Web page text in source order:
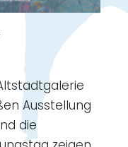
Ausstellung
die